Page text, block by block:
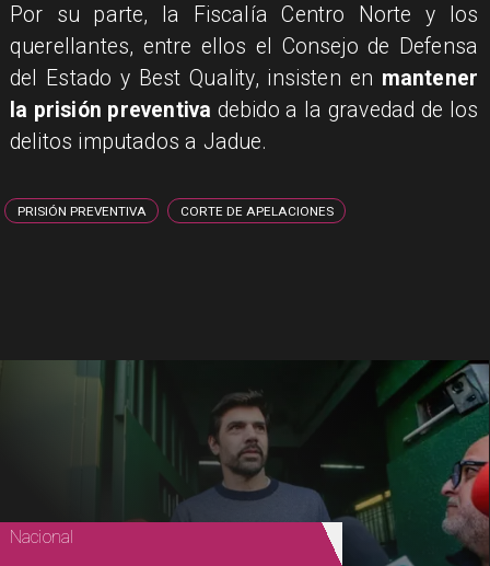
Por su parte, la Fiscalía Centro Norte y los
querellantes, entre ellos el Consejo de Defensa
del Estado y Best Quality, insisten en mantener
la prisión preventiva debido a la gravedad de los
delitos imputados a Jadue.
PRISIÓN PREVENTIVA CORTE DE APELACIONES
Nacional